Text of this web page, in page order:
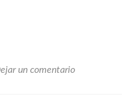
un comentario